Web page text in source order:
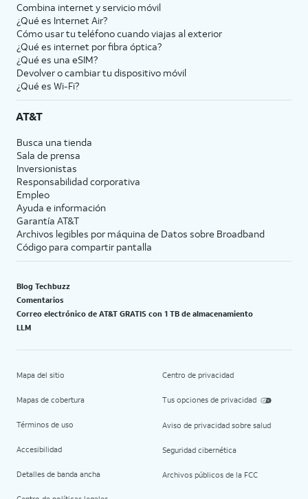
Combina internet y servicio móvil
¿Qué es Internet Air?
Cómo usar tu teléfono cuando viajas al exterior
¿Qué es internet por fibra óptica?
¿Qué es una eSIM?
Devolver o cambiar tu dispositivo móvil
¿Qué es Wi-Fi?
AT&T
Busca una tienda
Sala de prensa
Inversionistas
Responsabilidad corporativa
Empleo
Ayuda e información
Garantía AT&T
Archivos legibles por máquina de Datos sobre Broadband
Código para compartir pantalla
Blog Techbuzz
Comentarios
Correo electrónico de AT&T GRATIS con 1 TB de almacenamiento
LLM
Mapa del sitio
Mapas de cobertura
Términos de uso
Accesibilidad
Detalles de banda ancha
Centro de privacidad
Tus opciones de privacidad
Aviso de privacidad sobre salud
Seguridad cibernética
Archivos públicos de la FCC